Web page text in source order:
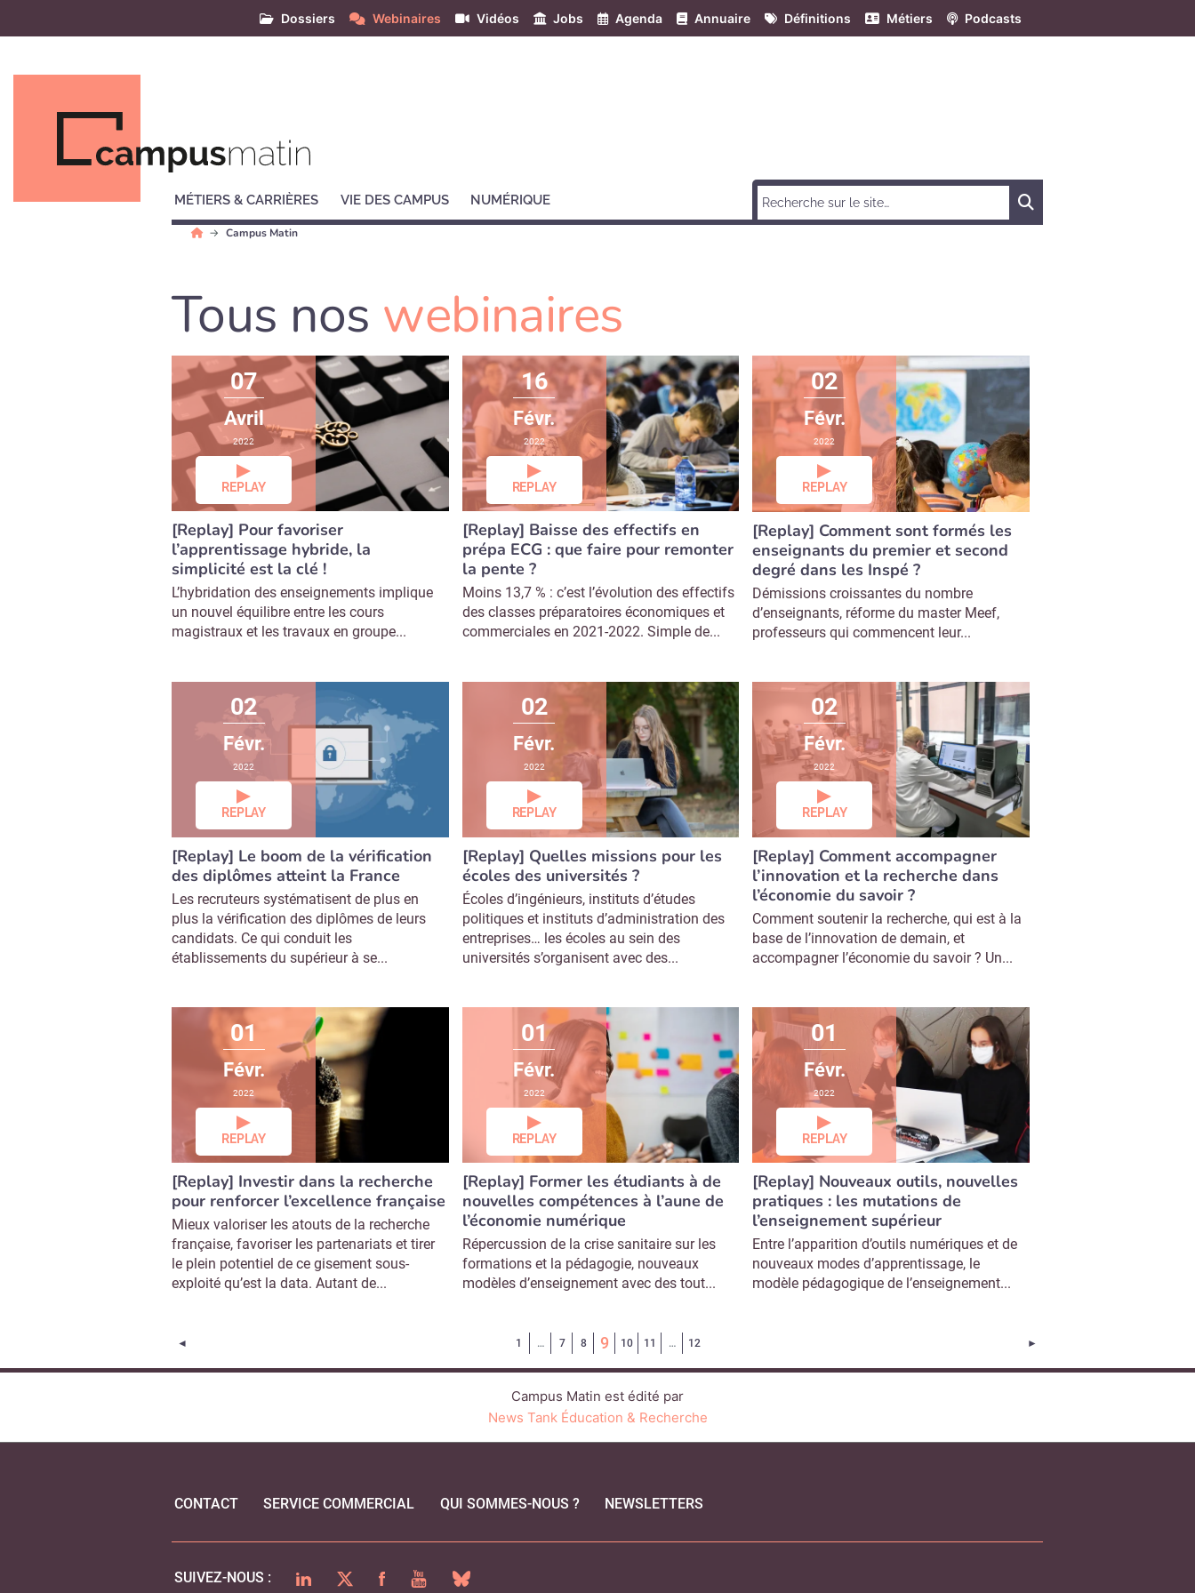
Dossiers Webinaires Vidéos Jobs Agenda Annuaire Définitions Métiers Podcasts
MÉTIERS & CARRIÈRES VIE DES CAMPUS NUMÉRIQUE
Campus Matin
Tous nos webinaires
07
Avril
2022
REPLAY
[Replay] Pour favoriser
l’apprentissage hybride, la
simplicité est la clé !
L’hybridation des enseignements implique
un nouvel équilibre entre les cours
magistraux et les travaux en groupe...
16
Févr.
2022
REPLAY
[Replay] Baisse des effectifs en
prépa ECG : que faire pour remonter
la pente ?
Moins 13,7 % : c’est l’évolution des effectifs
des classes préparatoires économiques et
commerciales en 2021-2022. Simple de...
02
Févr.
2022
REPLAY
[Replay] Comment sont formés les
enseignants du premier et second
degré dans les Inspé ?
Démissions croissantes du nombre
d’enseignants, réforme du master Meef,
professeurs qui commencent leur...
02
Févr.
2022
REPLAY
[Replay] Le boom de la vérification
des diplômes atteint la France
Les recruteurs systématisent de plus en
plus la vérification des diplômes de leurs
candidats. Ce qui conduit les
établissements du supérieur à se...
02
Févr.
2022
REPLAY
[Replay] Quelles missions pour les
écoles des universités ?
Écoles d’ingénieurs, instituts d’études
politiques et instituts d’administration des
entreprises… les écoles au sein des
universités s’organisent avec des...
02
Févr.
2022
REPLAY
[Replay] Comment accompagner
l’innovation et la recherche dans
l’économie du savoir ?
Comment soutenir la recherche, qui est à la
base de l’innovation de demain, et
accompagner l’économie du savoir ? Un...
01
Févr.
2022
REPLAY
[Replay] Investir dans la recherche
pour renforcer l’excellence française
Mieux valoriser les atouts de la recherche
française, favoriser les partenariats et tirer
le plein potentiel de ce gisement sous-
exploité qu’est la data. Autant de...
01
Févr.
2022
REPLAY
[Replay] Former les étudiants à de
nouvelles compétences à l’aune de
l’économie numérique
Répercussion de la crise sanitaire sur les
formations et la pédagogie, nouveaux
modèles d’enseignement avec des tout...
01
Févr.
2022
REPLAY
[Replay] Nouveaux outils, nouvelles
pratiques : les mutations de
l’enseignement supérieur
Entre l’apparition d’outils numériques et de
nouveaux modes d’apprentissage, le
modèle pédagogique de l’enseignement...
◄ 1 … 7 8 9 (Page courante)
10 11 … 12 ►
Campus Matin est édité par
News Tank Éducation & Recherche
CONTACT SERVICE COMMERCIAL QUI SOMMES-NOUS ? NEWSLETTERS
SUIVEZ-NOUS : LINKEDINTWITTERFACEBOOKYOUTUBEBLUESKY